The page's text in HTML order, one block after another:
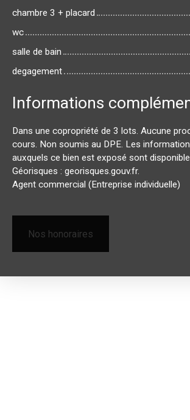
chambre 3 + placard
wc
salle de bain
degagement
Informations
Dans une copropriété de 3 lots. Aucune
cours. Non soumis au DPE. Les
auxquels ce bien est exposé sont
Géorisques : georisques.gouv.fr.
Agent commercial (Entreprise individuelle)
Nos honoraires